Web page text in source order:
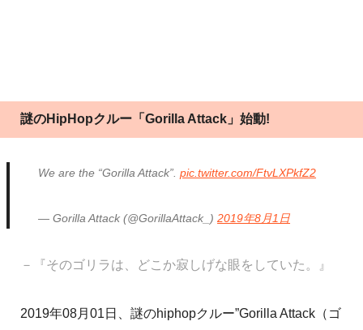
謎のHipHopクルー「Gorilla Attack」始動!
We are the “Gorilla Attack”.pic.twitter.com/FtvLXPkfZ2
— Gorilla Attack (@GorillaAttack_)2019年8月1日
－『そのゴリラは、どこか寂しげな眼をしていた。』
2019年08月01日、謎のhiphopクルー”Gorilla Attack（ゴ